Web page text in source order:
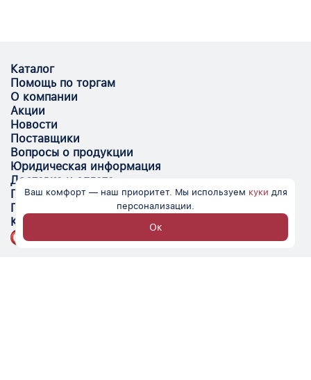
Каталог
Помощь по торгам
О компании
Акции
Новости
Поставщики
Вопросы о продукции
Юридическая информация
Доставка и оплата
Поставщикам
Помощь
Контакты
Ваш комфорт — наш приоритет. Мы используем куки для
персонализации.
Ок